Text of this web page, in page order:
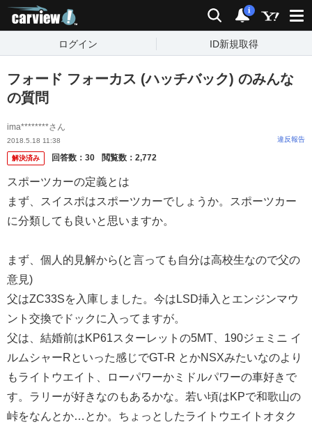
検索 通知
i
ログイン ID新規取得
フォード フォーカス (ハッチバック) のみんな
の質問
ima********さん
2018.5.18 11:38 違反報告
解決済み 回答数： 30 閲覧数： 2,772
スポーツカーの定義とは
まず、スイスポはスポーツカーでしょうか。スポーツカー
に分類しても良いと思いますか。
まず、個人的見解から(と言っても自分は高校生なので父の
意見)
父はZC33Sを入庫しました。今はLSD挿入とエンジンマウ
ント交換でドックに入ってますが。
父は、結婚前はKP61スターレットの5MT、190ジェミニ イ
ルムシャーRといった感じでGT-R とかNSXみたいなのより
もライトウエイト、ローパワーかミドルパワーの車好きで
す。ラリーが好きなのもあるかな。若い頃はKPで和歌山の
峠をなんとか…とか。ちょっとしたライトウエイトオタク